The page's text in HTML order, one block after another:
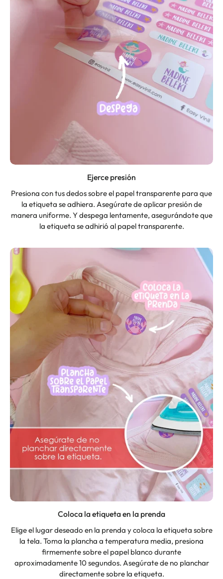
Ejerce presión
Presiona con tus dedos sobre el papel transparente para que
la etiqueta se adhiera. Asegúrate de aplicar presión de
manera uniforme. Y despega lentamente, asegurándote que
la etiqueta se adhirió al papel transparente.
Coloca la etiqueta en la prenda
Elige el lugar deseado en la prenda y coloca la etiqueta sobre
la tela. Toma la plancha a temperatura media, presiona
firmemente sobre el papel blanco durante
aproximadamente 10 segundos. Asegúrate de no planchar
directamente sobre la etiqueta.